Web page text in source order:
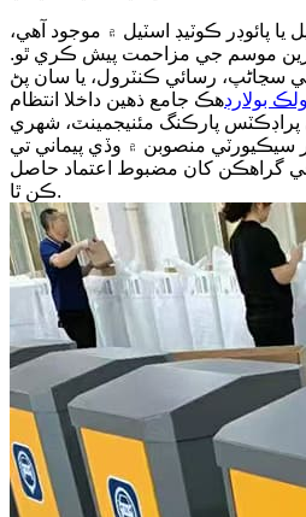
پائوڊر ڪوٽيڊ اسٽيل ۾ موجود آهي،
موسم جي مزاحمت پيش ڪري ٿو.
رسائي ڪنٽرول، يا سان پڻ
بولارڊهڪ جامع ذهين داخلا انتظام
پارڪنگ مئنيجمينٽ، شهري
سيڪيورٽي منصوبن ۾ وڏي پيماني تي
جي گراهڪن کان مضبوط اعتماد حاصل
ڪن ٿا.